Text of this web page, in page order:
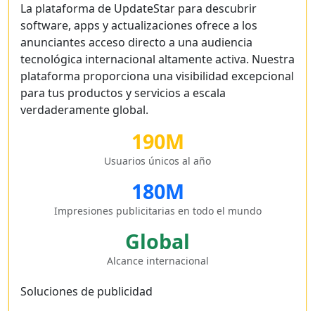
La plataforma de UpdateStar para descubrir
software, apps y actualizaciones ofrece a los
anunciantes acceso directo a una audiencia
tecnológica internacional altamente activa. Nuestra
plataforma proporciona una visibilidad excepcional
para tus productos y servicios a escala
verdaderamente global.
190M
Usuarios únicos al año
180M
Impresiones publicitarias en todo el mundo
Global
Alcance internacional
Soluciones de publicidad